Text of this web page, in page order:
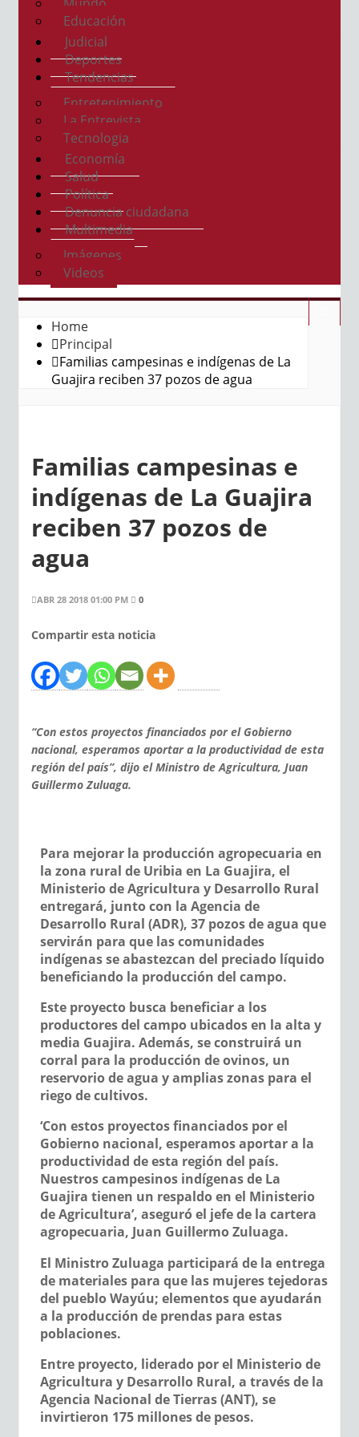
Educación
Judicial
Deportes
Tendencias
Entretenimiento
La Entrevista
Tecnologia
Economía
Salud
Política
Denuncia ciudadana
Multimedia
Imágenes
Videos
Home
Principal
Familias campesinas e indígenas de La
Guajira reciben 37 pozos de agua
Familias campesinas e
indígenas de La Guajira
reciben 37 pozos de
agua
ABR 28 2018 01:00 PM 0
Compartir esta noticia
“Con estos proyectos financiados por el Gobierno
nacional, esperamos aportar a la productividad de esta
región del país”, dijo el Ministro de Agricultura, Juan
Guillermo Zuluaga.
Para mejorar la producción agropecuaria en
la zona rural de Uribia en La Guajira, el
Ministerio de Agricultura y Desarrollo Rural
entregará, junto con la Agencia de
Desarrollo Rural (ADR), 37 pozos de agua que
servirán para que las comunidades
indígenas se abastezcan del preciado líquido
beneficiando la producción del campo.
Este proyecto busca beneficiar a los
productores del campo ubicados en la alta y
media Guajira. Además, se construirá un
corral para la producción de ovinos, un
reservorio de agua y amplias zonas para el
riego de cultivos.
‘Con estos proyectos financiados por el
Gobierno nacional, esperamos aportar a la
productividad de esta región del país.
Nuestros campesinos indígenas de La
Guajira tienen un respaldo en el Ministerio
de Agricultura’, aseguró el jefe de la cartera
agropecuaria, Juan Guillermo Zuluaga.
El Ministro Zuluaga participará de la entrega
de materiales para que las mujeres tejedoras
del pueblo Wayúu; elementos que ayudarán
a la producción de prendas para estas
poblaciones.
Entre proyecto, liderado por el Ministerio de
Agricultura y Desarrollo Rural, a través de la
Agencia Nacional de Tierras (ANT), se
invirtieron 175 millones de pesos.